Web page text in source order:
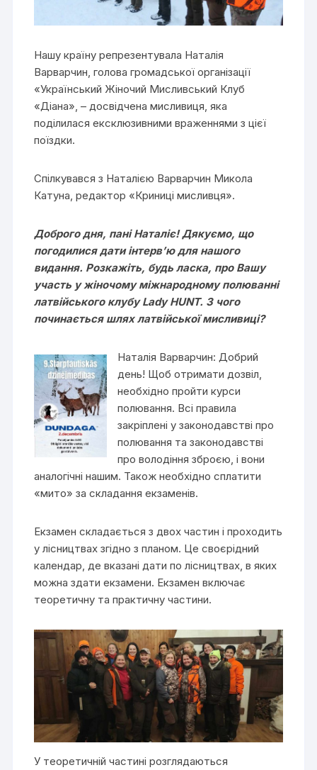
Нашу країну репрезентувала Наталія
Варварчин, голова громадської організації
«Український Жіночий Мисливський Клуб
«Діана», – досвідчена мисливиця, яка
поділилася ексклюзивними враженнями з цієї
поїздки.
Спілкувався з Наталією Варварчин Микола
Катуна, редактор «Криниці мисливця».
Доброго дня, пані Наталіє! Дякуємо, що
погодилися дати інтерв’ю для нашого
видання. Розкажіть, будь ласка, про Вашу
участь у жіночому міжнародному полюванні
латвійського клубу Lady HUNT. З чого
починається шлях латвійської мисливиці?
Наталія Варварчин: Добрий
день! Щоб отримати дозвіл,
необхідно пройти курси
полювання. Всі правила
закріплені у законодавстві про
полювання та законодавстві
про володіння зброєю, і вони
аналогічні нашим. Також необхідно сплатити
«мито» за складання екзаменів.
Екзамен складається з двох частин і проходить
у лісництвах згідно з планом. Це своєрідний
календар, де вказані дати по лісництвах, в яких
можна здати екзамени. Екзамен включає
теоретичну та практичну частини.
У теоретичній частині розглядаються